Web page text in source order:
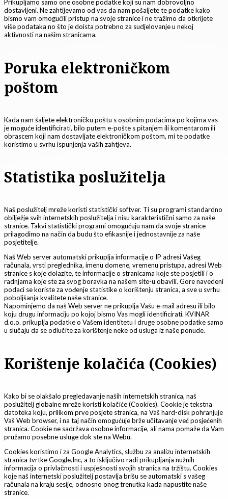
Prikupljamo samo one osobne podatke koji su nam dobrovoljno
dostavljeni. Ne zahtijevamo od vas da nam pošaljete te podatke kako
bismo vam omogućili pristup na svoje stranice i ne tražimo da otkrijete
više podataka no što je doista potrebno za sudjelovanje u nekoj
aktivnosti na našim stranicama.
Poruka elektroničkom
poštom
Kada nam šaljete elektroničku poštu s osobnim podacima po kojima vas
je moguće identificirati, bilo putem e-pošte s pitanjem ili komentarom ili
obrascem koji nam dostavljate elektroničkom poštom, mi te podatke
koristimo u svrhu ispunjenja vaših zahtjeva.
Statistika poslužitelja
Naš poslužitelj mreže koristi statistički softver. Ti su programi standardno
obilježje svih internetskih poslužitelja i nisu karakteristični samo za naše
stranice. Takvi statistički programi omogućuju nam da svoje stranice
prilagodimo na način da budu što efikasnije i jednostavnije za naše
posjetitelje.
Naš Web server automatski prikuplja informacije o IP adresi Vašeg
računala, vrsti preglednika, imenu domene, vremenu pristupa, adresi Web
stranice s koje dolazite, te informacije o stranicama koje ste posjetili i o
radnjama koje ste za svog boravka na našem site-u obavili. Gore navedeni
podaci se koriste za vođenje statistike o korištenju stranica, a sve u svrhu
poboljšanja kvalitete naše stranice.
Napominjemo da naš Web server ne prikuplja Vašu e-mail adresu ili bilo
koju drugu informaciju po kojoj bismo Vas mogli identificirati. KVINAR
d.o.o. prikuplja podatke o Vašem identitetu i druge osobne podatke samo
u slučaju da se odlučite za korištenje neke od usluga iz naše ponude.
Korištenje kolačića (Cookies)
Kako bi se olakšalo pregledavanje naših internetskih stranica, naš
poslužitelj globalne mreže koristi kolačiće (Cookies). Cookie je tekstna
datoteka koju, prilikom prve posjete stranica, na Vaš hard-disk pohranjuje
Vaš Web browser, i na taj način omogućuje brže učitavanje već posjećenih
stranica. Cookie ne sadržava osobne informacije, ali nama pomaže da Vam
pružamo posebne usluge dok ste na Webu.
Cookies koristimo i za Google Analytics, službu za analizu internetskih
stranica tvrtke Google.Inc, a to isključivo radi prikupljanja nužnih
informacija o privlačnosti i uspješnosti svojih stranica na tržištu. Cookies
koje naš internetski poslužitelj postavlja brišu se automatski s vašeg
računala na kraju sesije, odnosno onog trenutka kada napustite naše
stranice.